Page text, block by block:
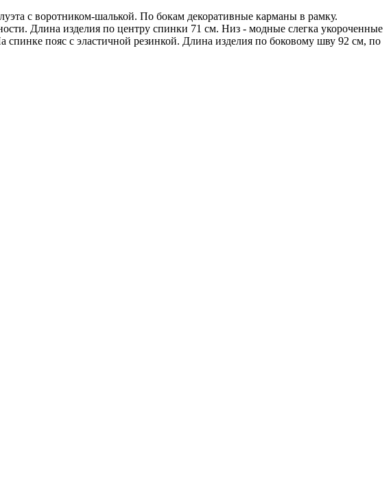
с воротником-шалькой. По бокам декоративные карманы в рамку.
Длина изделия по центру спинки 71 см. Низ - модные слегка укороченные
пояс с эластичной резинкой. Длина изделия по боковому шву 92 см, по